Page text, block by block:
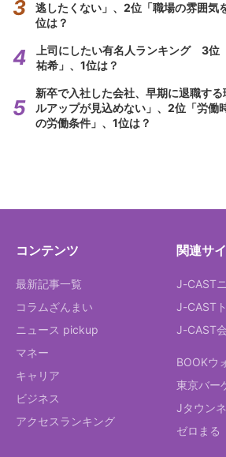
逃したくない」、2位「職場の雰囲気
位は？
上司にしたい有名人ランキング 3位
祐希」、1位は？
新卒で入社した会社、早期に退職す
ルアップが見込めない」、2位「労働
の労働条件」、1位は？
コンテンツ
最新記事一覧
コラムざんまい
ニュース pickup
マネー
キャリア
ビジネス
アクセスランキング
関連サ
J-CAST
J-CAST
J-CAST
BOOKウ
東京バー
Jタウン
ゼロまる